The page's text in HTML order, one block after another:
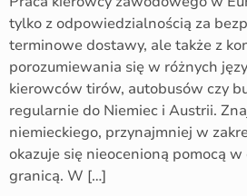
tylko z odpowiedzialnością za
terminowe dostawy, ale także z
porozumiewania się w różnych
kierowców tirów, autobusów czy
regularnie do Niemiec i Austrii.
niemieckiego, przynajmniej w
okazuje się nieocenioną pomocą
granicą. W […]